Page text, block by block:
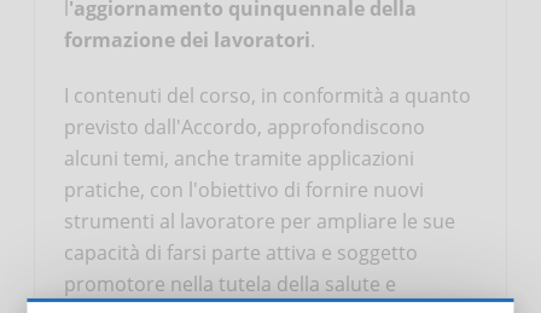
l'aggiornamento quinquennale della
formazione dei lavoratori.
I contenuti del corso, in conformità a quanto
previsto dall'Accordo, approfondiscono
alcuni temi, anche tramite applicazioni
pratiche, con l'obiettivo di fornire nuovi
strumenti al lavoratore per ampliare le sue
capacità di farsi parte attiva e soggetto
promotore nella tutela della salute e